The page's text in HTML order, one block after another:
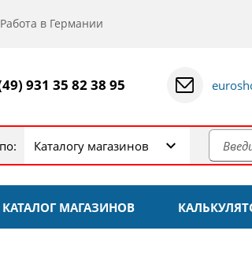
Работа в Германии
931 35 82 38 95
Каталогу магазинов
КАТАЛОГ МАГАЗИНОВ